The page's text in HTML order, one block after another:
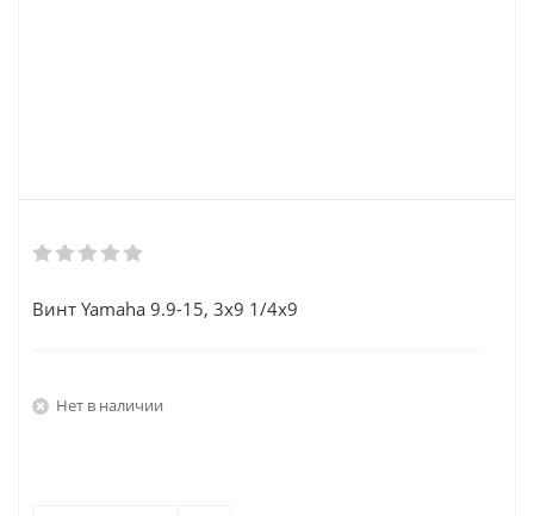
Винт Yamaha 9.9-15, 3x9 1/4x9
Нет в наличии